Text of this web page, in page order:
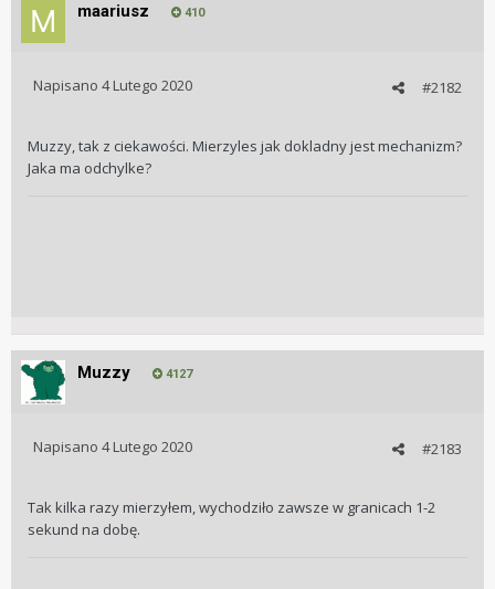
maariusz 410
#2182
Napisano 4 Lutego 2020
Muzzy, tak z ciekawości. Mierzyles jak dokladny jest mechanizm?
Jaka ma odchylke?
Muzzy 4127
#2183
Napisano 4 Lutego 2020
Tak kilka razy mierzyłem, wychodziło zawsze w granicach 1-2
sekund na dobę.